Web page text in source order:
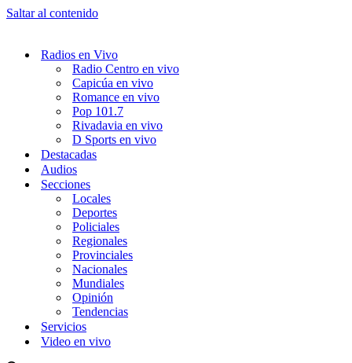
Saltar al contenido
Radios en Vivo
Radio Centro en vivo
Capicúa en vivo
Romance en vivo
Pop 101.7
Rivadavia en vivo
D Sports en vivo
Destacadas
Audios
Secciones
Locales
Deportes
Policiales
Regionales
Provinciales
Nacionales
Mundiales
Opinión
Tendencias
Servicios
Video en vivo